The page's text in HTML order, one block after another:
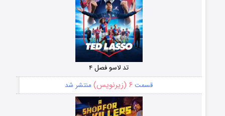
تد لاسو فصل ۴
قسمت ۶ (زیرنویس) منتشر شد